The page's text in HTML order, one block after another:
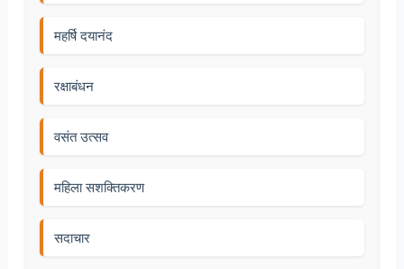
महर्षि दयानंद
रक्षाबंधन
वसंत उत्सव
महिला सशक्तिकरण
सदाचार